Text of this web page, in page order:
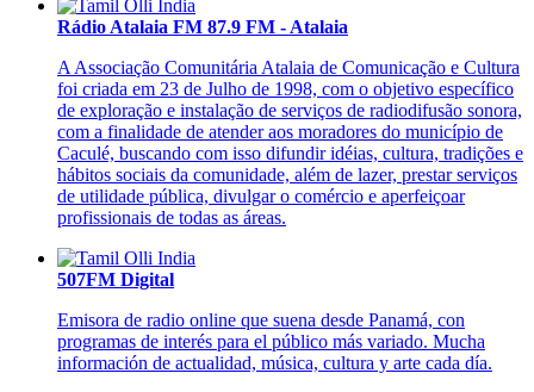
Rádio Atalaia FM 87.9 FM - Atalaia
A Associação Comunitária Atalaia de Comunicação e Cultura
foi criada em 23 de Julho de 1998, com o objetivo específico
de exploração e instalação de serviços de radiodifusão sonora,
com a finalidade de atender aos moradores do município de
Caculé, buscando com isso difundir idéias, cultura, tradições e
hábitos sociais da comunidade, além de lazer, prestar serviços
de utilidade pública, divulgar o comércio e aperfeiçoar
profissionais de todas as áreas.
507FM Digital
Emisora de radio online que suena desde Panamá, con
programas de interés para el público más variado. Mucha
información de actualidad, música, cultura y arte cada día.